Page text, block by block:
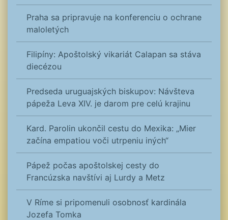
Praha sa pripravuje na konferenciu o ochrane
maloletých
Filipíny: Apoštolský vikariát Calapan sa stáva
diecézou
Predseda uruguajských biskupov: Návšteva
pápeža Leva XIV. je darom pre celú krajinu
Kard. Parolin ukončil cestu do Mexika: „Mier
začína empatiou voči utrpeniu iných“
Pápež počas apoštolskej cesty do
Francúzska navštívi aj Lurdy a Metz
V Ríme si pripomenuli osobnosť kardinála
Jozefa Tomka